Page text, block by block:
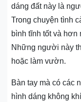
dáng đất này là
Trong chuyện tình
bình tĩnh tốt và hơn
Những người này
hoặc làm vườn.
Bàn tay mà có các
hình dáng không